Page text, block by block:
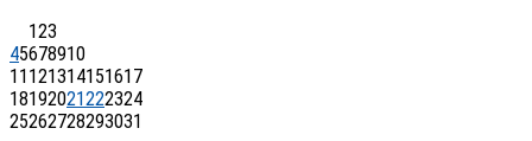
123
45678910
11 121314151617
18192021222324
25262728293031